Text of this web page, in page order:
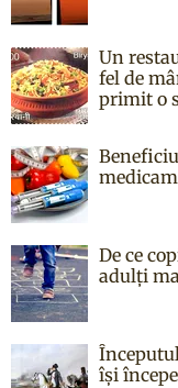
Un
fel de
primit o
De ce
adulți
îşi